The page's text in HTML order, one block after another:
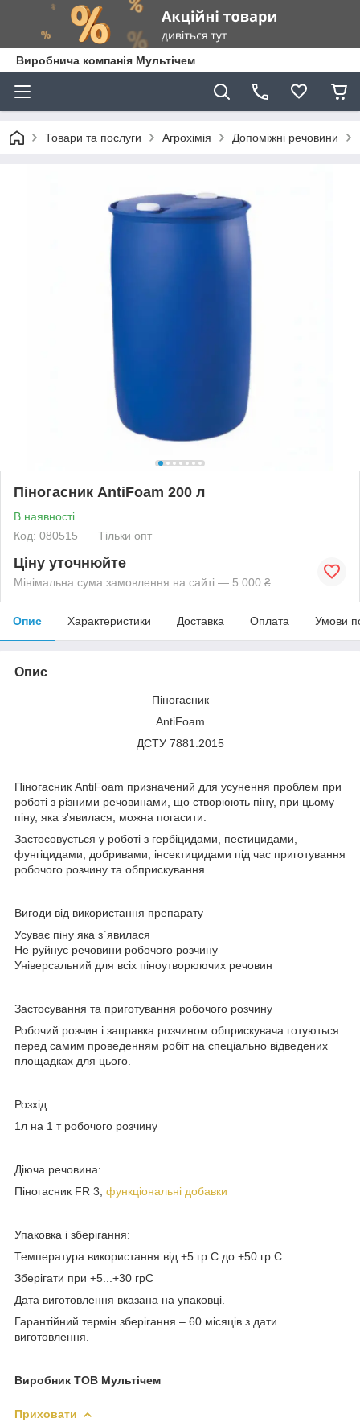
Виробнича компанія Мультічем
Товари та послуги Агрохімія Допоміжні речовини
Піногасник AntiFoam 200 л
В наявності
Код: 080515
Тільки опт
Ціну уточнюйте
Мінімальна сума замовлення на сайті — 5 000 ₴
Опис Характеристики Доставка Оплата Умови
Опис
Піногасник
AntiFoam
ДСТУ 7881:2015
Піногасник AntiFoam призначений для усунення проблем при
роботі з різними речовинами, що створюють піну, при цьому
піну, яка з'явилася, можна погасити.
Застосовується у роботі з гербіцидами, пестицидами,
фунгіцидами, добривами, інсектицидами під час приготування
робочого розчину та обприскування.
Вигоди від використання препарату
Усуває піну яка з`явилася
Не руйнує речовини робочого розчину
Універсальний для всіх піноутворюючих речовин
Застосування та приготування робочого розчину
Робочий розчин і заправка розчином обприскувача готуються
перед самим проведенням робіт на спеціально відведених
площадках для цього.
Розхід:
1л на 1 т робочого розчину
Діюча речовина:
Піногасник FR 3, функціональні добавки
Упаковка і зберігання:
Температура використання від +5 гр С до +50 гр С
Зберігати при +5...+30 грС
Дата виготовлення вказана на упаковці.
Гарантійний термін зберігання – 60 місяців з дати
виготовлення.
Виробник ТОВ Мультічем
Приховати